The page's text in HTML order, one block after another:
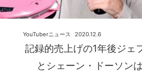
記録的売上げの1年後ジェ
とシェーン・ドーソン
2020.12.6
YouTuberニュース